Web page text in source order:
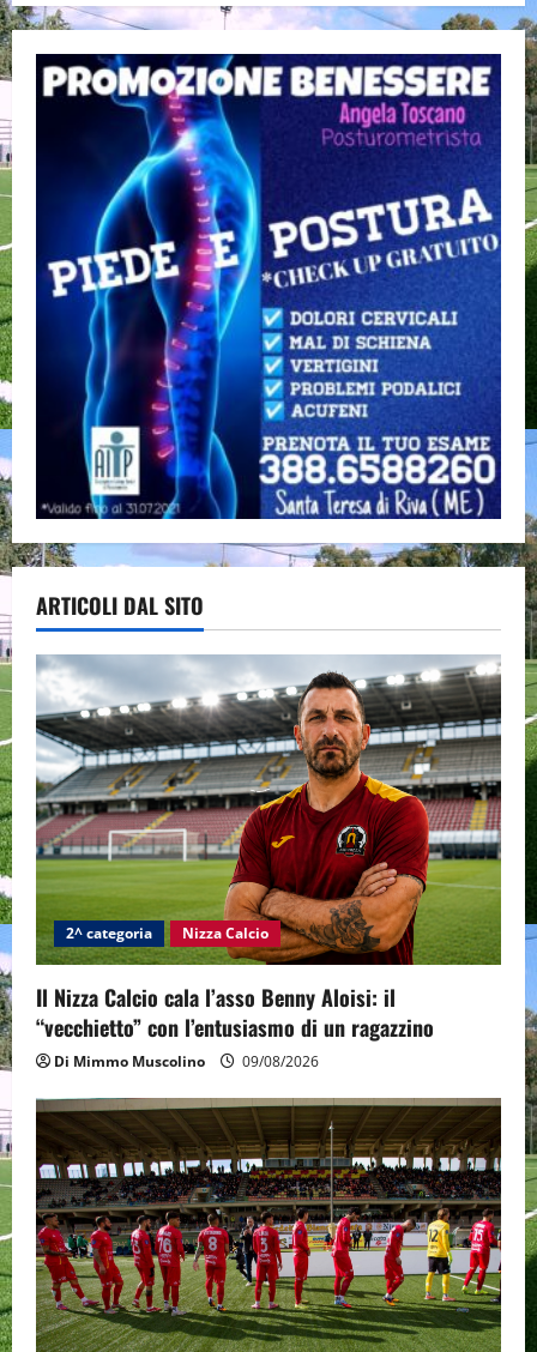
ARTICOLI DAL SITO
2^ categoria Nizza Calcio
Il Nizza Calcio cala l’asso Benny Aloisi: il
“vecchietto” con l’entusiasmo di un ragazzino
Di Mimmo Muscolino 09/08/2026